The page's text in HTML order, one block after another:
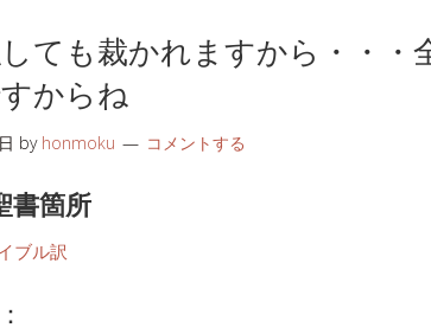
ても裁かれますから・・・
からね
by honmoku コメントする
書箇所
ブル訳